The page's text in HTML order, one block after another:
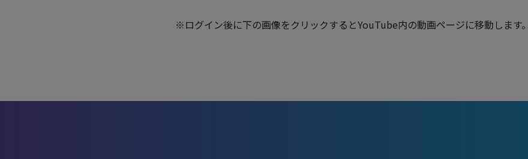
※ログイン後に下の画像をクリックするとYouTube内の動画ページに移動します。